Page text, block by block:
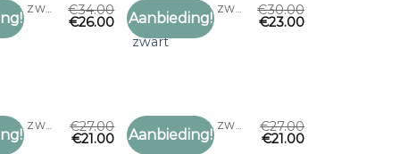
Toevoegen
WOLLEN SJAAL ZWART €34.00
€26.00 Aanbieding!
Toevoegen
WOLLEN SJAAL ZWART
wollen sjaal
zwart
€30.00
€23.00
Toevoegen
WOLLEN SJAAL ZWART €27.00
€21.00 Aanbieding!
Toevoegen
WOLLEN SJAAL ZWART
wollen sjaal
€27.00
€21.00